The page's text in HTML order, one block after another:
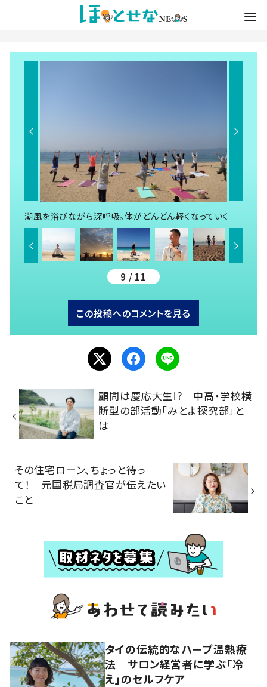
潮風を浴びながら深呼吸。体がどんどん軽くなっていく
9 / 11
この投稿へのコメントを見る
顧問は慶応大生!? 中高・学校横
断型の部活動「みとよ探究部」と
は
その住宅ローン、ちょっと待っ
て！ 元国税局調査官が伝えたい
こと
タイの伝統的なハーブ温熱療
法 サロン経営者に学ぶ「冷
え」のセルフケア